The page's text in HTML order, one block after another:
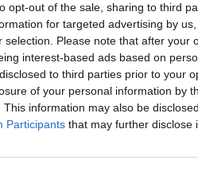
opt-out of the sale, sharing to third
for targeted advertising by
selection. Please note that after your
interest-based ads based on
to third parties prior to your
of your personal information by
This information may also be
Participants that may further disclose